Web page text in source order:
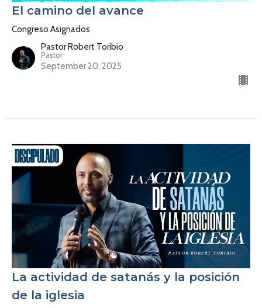
El camino del avance
Congreso Asignados
Pastor Robert Toribio
Pastor
September 20, 2025
La actividad de satanás y la posición
de la iglesia